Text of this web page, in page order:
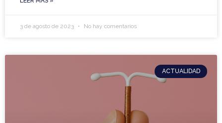
3 de agosto de 2023 No hay comentarios
ACTUALIDAD